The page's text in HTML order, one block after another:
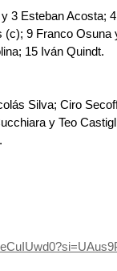
3 Esteban Acosta;
9 Franco
15 Iván Quindt.
Silva; Ciro
y Teo